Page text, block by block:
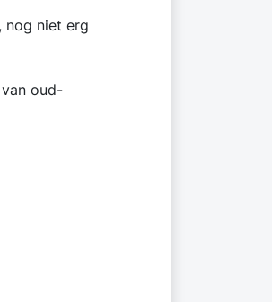
nog niet erg
oud-